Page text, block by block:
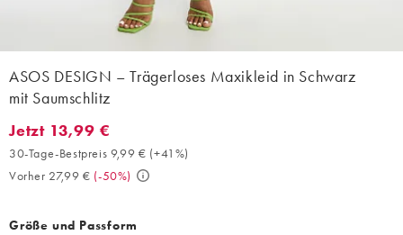
ASOS DESIGN – Trägerloses Maxikleid in Schwarz
mit Saumschlitz
Jetzt 13,99 €. 30-Tage-Bestpreis 9,99 € (+41%). Vorher 27,99 €.
Jetzt 13,99 €
30-Tage-Bestpreis 9,99 € (+41%)
Vorher 27,99 € (-50%)
Größe und Passform